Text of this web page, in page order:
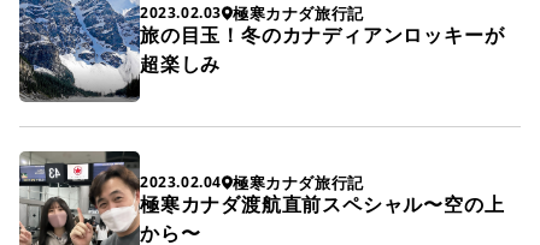
2023.02.03 極寒カナダ旅行記
旅の目玉！冬のカナディアンロッキーが
超楽しみ
2023.02.04 極寒カナダ旅行記
極寒カナダ渡航直前スペシャル〜空の上
から〜